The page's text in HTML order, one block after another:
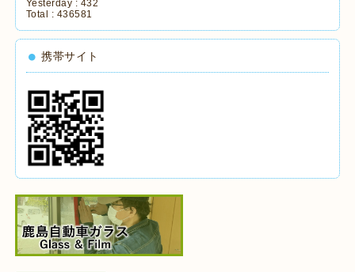
Yesterday : 432
Total : 436581
携帯サイト